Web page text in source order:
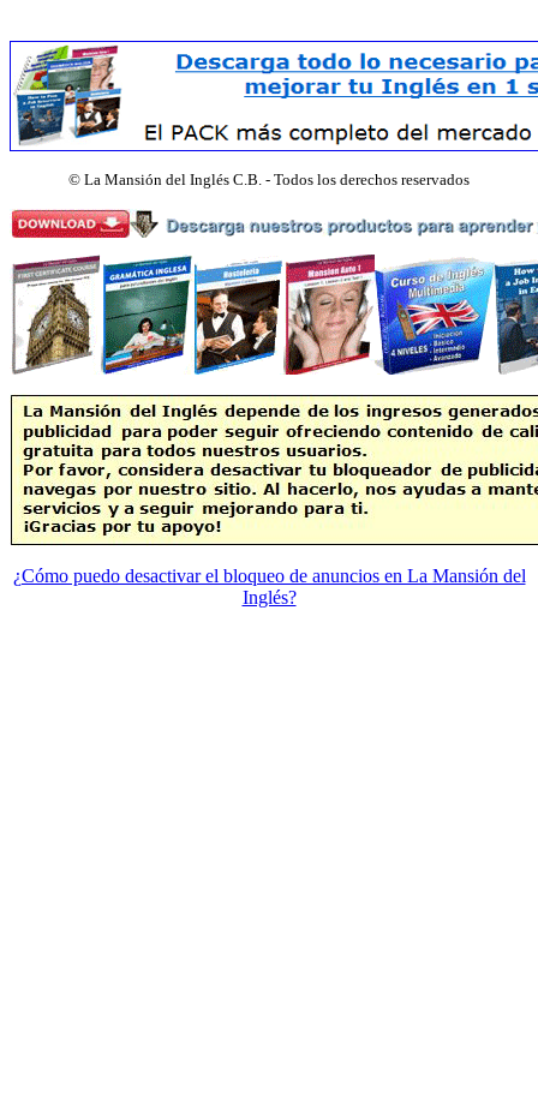
© La Mansión del Inglés C.B. - Todos los derechos reservados
¿Cómo puedo desactivar el bloqueo de anuncios en La Mansión del
Inglés?